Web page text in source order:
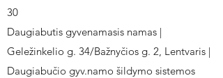
30
Daugiabutis gyvenamasis namas |
Geležinkelio g. 34/Bažnyčios g. 2, Lentvaris |
Daugiabučio gyv.namo šildymo sistemos